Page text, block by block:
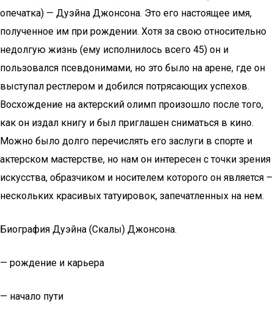
опечатка) — Дуэйна Джонсона. Это его настоящее имя,
полученное им при рождении. Хотя за свою относительно
недолгую жизнь (ему исполнилось всего 45) он и
пользовался псевдонимами, но это было на арене, где он
выступал рестлером и добился потрясающих успехов.
Восхождение на актерский олимп произошло после того,
как он издал книгу и был приглашен сниматься в кино.
Можно было долго перечислять его заслуги в спорте и
актерском мастерстве, но нам он интересен с точки зрения
искусства, образчиком и носителем которого он является –
нескольких красивых татуировок, запечатленных на нем.
Биография Дуэйна (Скалы) Джонсона.
— рождение и карьера
— начало пути